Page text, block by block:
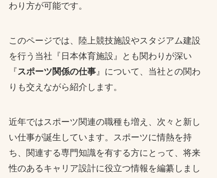
文字の見えづらさや操作にお困りの方へ
わり方が可能です。
このページでは、陸上競技施設やスタジアム建設
を行う当社『日本体育施設』とも関わりが深い
『 スポーツ関係の仕事』について、当社との関わ
りも交えながら紹介します。
近年ではスポーツ関連の職種も増え、次々と新し
い仕事が誕生しています。スポーツに情熱を持
ち、関連する専門知識を有する方にとって、将来
性のあるキャリア設計に役立つ情報を編纂しまし